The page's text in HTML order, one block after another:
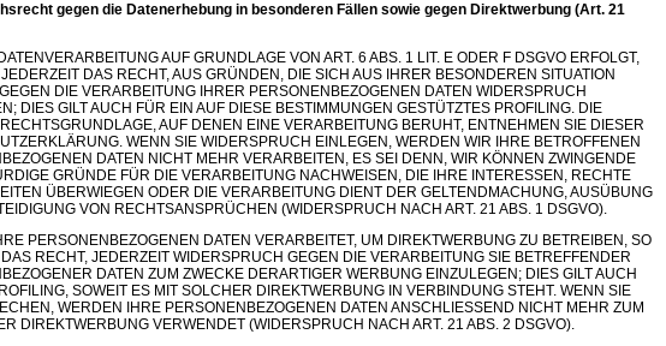
gegen die Datenerhebung in besonderen Fällen sowie gegen Direktwerbung (Art. 21
AUF GRUNDLAGE VON ART. 6 ABS. 1 LIT. E ODER F DSGVO ERFOLGT,
DAS RECHT, AUS GRÜNDEN, DIE SICH AUS IHRER BESONDEREN SITUATION
DIE VERARBEITUNG IHRER PERSONENBEZOGENEN DATEN WIDERSPRUCH
DIES GILT AUCH FÜR EIN AUF DIESE BESTIMMUNGEN GESTÜTZTES PROFILING. DIE
AUF DENEN EINE VERARBEITUNG BERUHT, ENTNEHMEN SIE DIESER
WENN SIE WIDERSPRUCH EINLEGEN, WERDEN WIR IHRE BETROFFENEN
DATEN NICHT MEHR VERARBEITEN, ES SEI DENN, WIR KÖNNEN ZWINGENDE
GRÜNDE FÜR DIE VERARBEITUNG NACHWEISEN, DIE IHRE INTERESSEN, RECHTE
ÜBERWIEGEN ODER DIE VERARBEITUNG DIENT DER GELTENDMACHUNG, AUSÜBUNG
VON RECHTSANSPRÜCHEN (WIDERSPRUCH NACH ART. 21 ABS. 1 DSGVO).
PERSONENBEZOGENEN DATEN VERARBEITET, UM DIREKTWERBUNG ZU BETREIBEN, SO
RECHT, JEDERZEIT WIDERSPRUCH GEGEN DIE VERARBEITUNG SIE BETREFFENDER
DATEN ZUM ZWECKE DERARTIGER WERBUNG EINZULEGEN; DIES GILT AUCH
SOWEIT ES MIT SOLCHER DIREKTWERBUNG IN VERBINDUNG STEHT. WENN SIE
WERDEN IHRE PERSONENBEZOGENEN DATEN ANSCHLIESSEND NICHT MEHR ZUM
DIREKTWERBUNG VERWENDET (WIDERSPRUCH NACH ART. 21 ABS. 2 DSGVO).